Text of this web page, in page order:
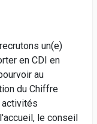
un(e)
en CDI en
au
du Chiffre
activités
le conseil